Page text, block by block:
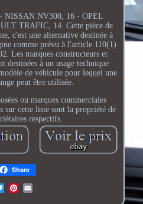
NISSAN NV300, 16 - OPEL
TRAFIC, 14. Cette pièce de
c'est une alternative destinée à
comme prévu à l'article 110(1)
Les marques constructeurs et
destinées à un usage technique
de véhicule pour lequel une
peut être utilisée.
ou marques commerciales
sur cette liste sont la propriété de
respectifs.
Share